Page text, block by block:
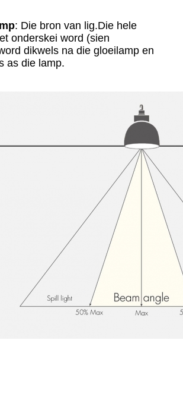
: Die bron van lig.Die hele
onderskei word (sien
dikwels na die gloeilamp en
as die lamp.